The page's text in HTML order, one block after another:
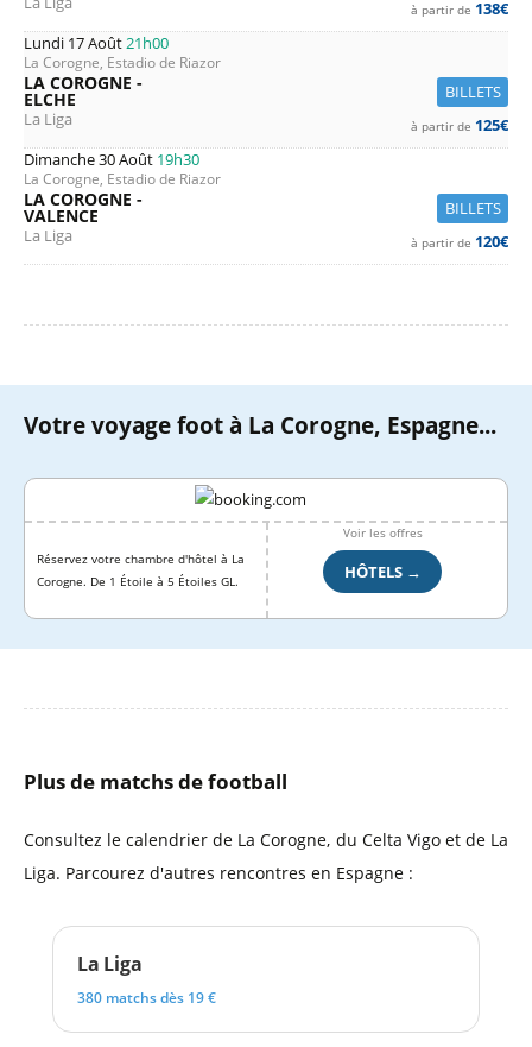
à partir de 138€
Lundi 17 Août21h00
La Corogne, Estadio de Riazor
BILLETS
LA COROGNE -
ELCHE
La Liga à partir de 125€
Dimanche 30 Août 19h30
La Corogne, Estadio de Riazor
BILLETS
LA COROGNE -
VALENCE
La Liga à partir de 120€
Votre voyage foot à La Corogne, Espagne...
Réservez votre chambre d'hôtel à La
Corogne. De 1 Étoile à 5 Étoiles GL.
Voir les offres
HÔTELS →
Plus de matchs de football
Consultez le calendrier de La Corogne, du Celta Vigo et de La
Liga. Parcourez d'autres rencontres en Espagne :
La Liga
380 matchs dès 19 €